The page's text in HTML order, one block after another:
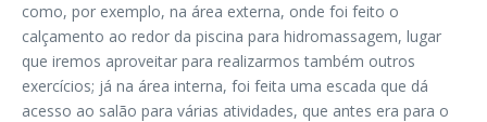
como, por exemplo, na área externa, onde foi feito o
calçamento ao redor da piscina para hidromassagem, lugar
que iremos aproveitar para realizarmos também outros
exercícios; já na área interna, foi feita uma escada que dá
acesso ao salão para várias atividades, que antes era para o